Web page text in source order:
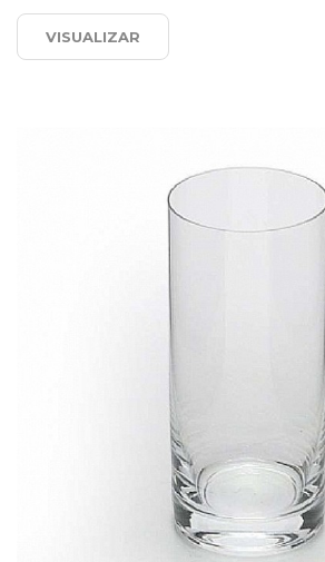
VISUALIZAR